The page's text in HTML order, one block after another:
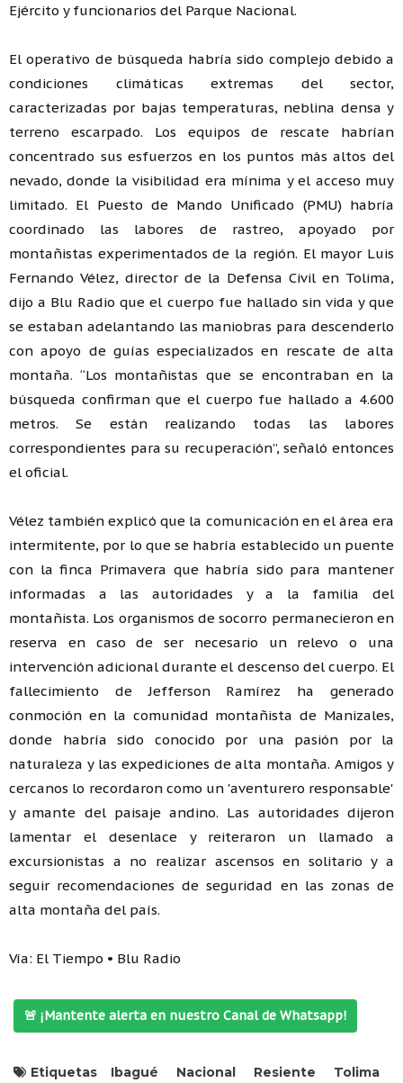
Ejército y funcionarios del Parque Nacional.
El operativo de búsqueda habría sido complejo debido a
condiciones climáticas extremas del sector,
caracterizadas por bajas temperaturas, neblina densa y
terreno escarpado. Los equipos de rescate habrían
concentrado sus esfuerzos en los puntos más altos del
nevado, donde la visibilidad era mínima y el acceso muy
limitado. El Puesto de Mando Unificado (PMU) habría
coordinado las labores de rastreo, apoyado por
montañistas experimentados de la región. El mayor Luis
Fernando Vélez, director de la Defensa Civil en Tolima,
dijo a Blu Radio que el cuerpo fue hallado sin vida y que
se estaban adelantando las maniobras para descenderlo
con apoyo de guías especializados en rescate de alta
montaña. “Los montañistas que se encontraban en la
búsqueda confirman que el cuerpo fue hallado a 4.600
metros. Se están realizando todas las labores
correspondientes para su recuperación”, señaló entonces
el oficial.
Vélez también explicó que la comunicación en el área era
intermitente, por lo que se habría establecido un puente
con la finca Primavera que habría sido para mantener
informadas a las autoridades y a la familia del
montañista. Los organismos de socorro permanecieron en
reserva en caso de ser necesario un relevo o una
intervención adicional durante el descenso del cuerpo. El
fallecimiento de Jefferson Ramírez ha generado
conmoción en la comunidad montañista de Manizales,
donde habría sido conocido por una pasión por la
naturaleza y las expediciones de alta montaña. Amigos y
cercanos lo recordaron como un 'aventurero responsable'
y amante del paisaje andino. Las autoridades dijeron
lamentar el desenlace y reiteraron un llamado a
excursionistas a no realizar ascensos en solitario y a
seguir recomendaciones de seguridad en las zonas de
alta montaña del país.
Vía: El Tiempo • Blu Radio
🚨 ¡Mantente alerta en nuestro Canal de Whatsapp!
Etiquetas Ibagué Nacional Resiente Tolima